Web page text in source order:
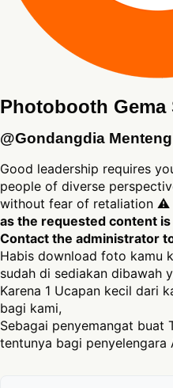
Photobooth Gema
@Gondangdia Menteng
Good leadership requires
people of diverse
without fear of retaliation ⚠
as the requested content
Contact the administrator
Habis download foto kamu
sudah di sediakan dibawah
Karena 1 Ucapan kecil dari
bagi kami,
Sebagai penyemangat buat
tentunya bagi penyelengara